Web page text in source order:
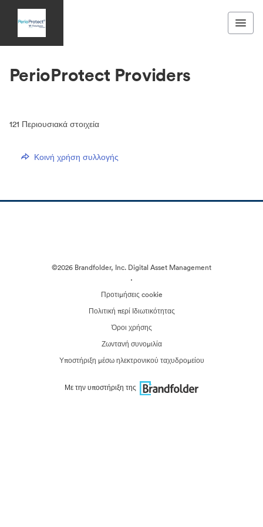
PerioProtect Providers
121 Περιουσιακά στοιχεία
Κοινή χρήση συλλογής
©2026 Brandfolder, Inc. Digital Asset Management
·
Προτιμήσεις cookie
Πολιτική περί Ιδιωτικότητας
Όροι χρήσης
Ζωντανή συνομιλία
Υποστήριξη μέσω ηλεκτρονικού ταχυδρομείου
Με την υποστήριξη της